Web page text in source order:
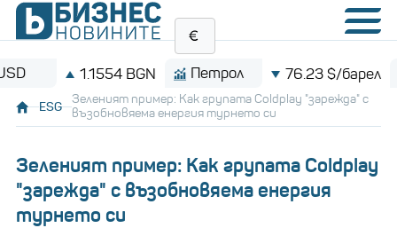
1.1554 BGN Петрол 76.23 $/барел
ESG
Зеленият пример: Как групата Coldplay "зарежда" с
възобновяема енергия турнето си
Зеленият пример: Как групата Coldplay
"зарежда" с възобновяема енергия
турнето си